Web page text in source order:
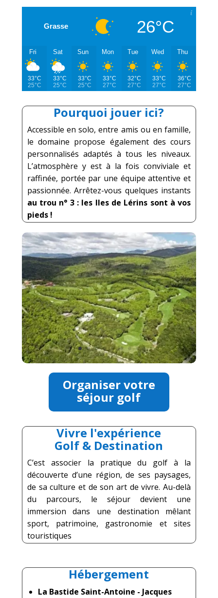
Grasse 26°C
Fri
33°C
25°C
Sat
33°C
25°C
Sun
33°C
25°C
Mon
33°C
27°C
Tue
32°C
27°C
Wed
33°C
27°C
Thu
36°C
27°C
Pourquoi jouer ici?
Accessible en solo, entre amis ou en famille,
le domaine propose également des cours
personnalisés adaptés à tous les niveaux.
L’atmosphère y est à la fois conviviale et
raffinée, portée par une équipe attentive et
passionnée.Arrêtez-vous quelques instants
au trou n° 3 : les Iles de Lérins sont à vos
pieds !
Organiser votre
séjour golf
Vivre l'expérience
Golf & Destination
C’est associer la pratique du golf à la
découverte d’une région, de ses paysages,
de sa culture et de son art de vivre.Au-delà
du parcours, le séjour devient une
immersion dans une destination mêlant
sport, patrimoine, gastronomie et sites
touristiques
Hébergement
La Bastide Saint-Antoine - Jacques